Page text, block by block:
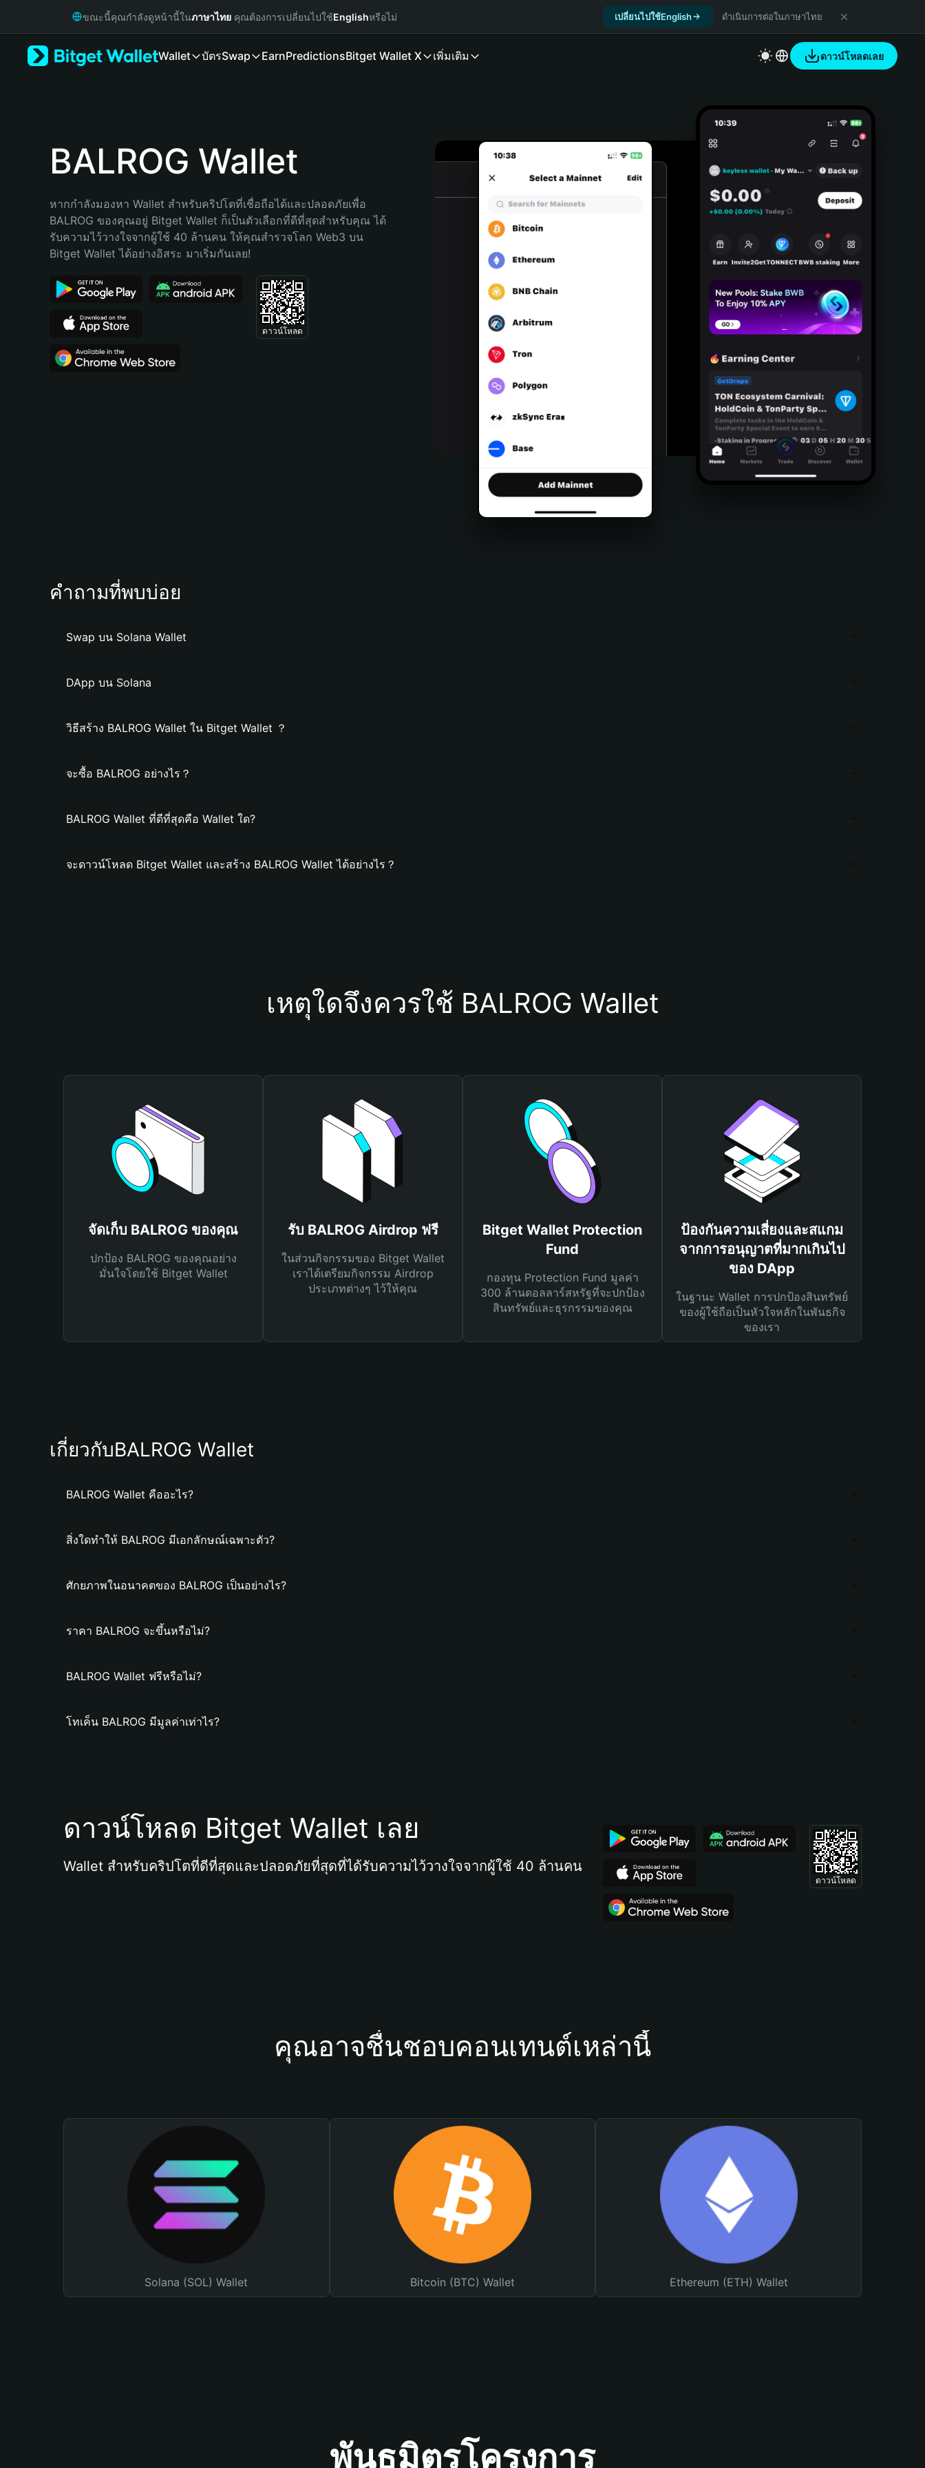
Русский
Bahasa Indonesia
Português (Brasil)
ขณะนี้คุณกำลังดูหน้านี้ในภาษาไทย คุณต้องการเปลี่ยนไปใช้Englishหรือไม่ เปลี่ยนไปใช้English ดำเนินการต่อในภาษาไทย
Wallet บัตรSwap EarnPredictionsBitget Wallet X เพิ่มเติม ดาวน์โหลดเลย
BALROG Wallet
หากกำลังมองหา Wallet สำหรับคริปโตที่เชื่อถือได้และปลอดภัยเพื่อ
BALROG ของคุณอยู่ Bitget Wallet ก็เป็นตัวเลือกที่ดีที่สุดสำหรับคุณ ได้
รับความไว้วางใจจากผู้ใช้ 40 ล้านคน ให้คุณสำรวจโลก Web3 บน
Bitget Wallet ได้อย่างอิสระ มาเริ่มกันเลย!
ดาวน์โหลด
คำถามที่พบบ่อย
Swap บน Solana Wallet
DApp บน Solana
วิธีสร้าง BALROG Wallet ใน Bitget Wallet ？
จะซื้อ BALROG อย่างไร？
BALROG Wallet ที่ดีที่สุดคือ Wallet ใด?
จะดาวน์โหลด Bitget Wallet และสร้าง BALROG Wallet ได้อย่างไร？
เหตุใดจึงควรใช้ BALROG Wallet
จัดเก็บ BALROG ของคุณ
ปกป้อง BALROG ของคุณอย่าง
มั่นใจโดยใช้ Bitget Wallet
รับ BALROG Airdrop ฟรี
ในส่วนกิจกรรมของ Bitget Wallet
เราได้เตรียมกิจกรรม Airdrop
ประเภทต่างๆ ไว้ให้คุณ
Bitget Wallet Protection
Fund
กองทุน Protection Fund มูลค่า
300 ล้านดอลลาร์สหรัฐที่จะปกป้อง
สินทรัพย์และธุรกรรมของคุณ
ป้องกันความเสี่ยงและสแกม
จากการอนุญาตที่มากเกินไป
ของ DApp
ในฐานะ Wallet การปกป้องสินทรัพย์
ของผู้ใช้ถือเป็นหัวใจหลักในพันธกิจ
ของเรา
เกี่ยวกับBALROG Wallet
BALROG Wallet คืออะไร?
สิ่งใดทำให้ BALROG มีเอกลักษณ์เฉพาะตัว?
ศักยภาพในอนาคตของ BALROG เป็นอย่างไร?
ราคา BALROG จะขึ้นหรือไม่?
BALROG Wallet ฟรีหรือไม่?
โทเค็น BALROG มีมูลค่าเท่าไร?
ดาวน์โหลด Bitget Wallet เลย
Wallet สำหรับคริปโตที่ดีที่สุดและปลอดภัยที่สุดที่ได้รับความไว้วางใจจากผู้ใช้ 40 ล้านคน
ดาวน์โหลด
คุณอาจชื่นชอบคอนเทนต์เหล่านี้
Solana (SOL) Wallet Bitcoin (BTC) Wallet Ethereum (ETH) Wallet
พันธมิตรโครงการ